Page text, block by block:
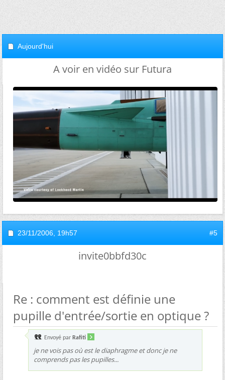
Aujourd'hui
A voir en vidéo sur Futura
23/11/2006, 19h57 #5
invite0bbfd30c
Re : comment est définie une
pupille d'entrée/sortie en optique ?
Envoyé par Rafiti
je ne vois pas où est le diaphragme et donc je ne
comprends pas les pupilles...